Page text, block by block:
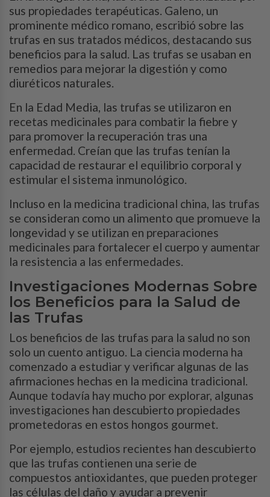
sus propiedades terapéuticas. Galeno, un
prominente médico romano, escribió sobre las
trufas en sus tratados médicos, destacando sus
beneficios para la salud. Las trufas se usaban en
remedios para mejorar la digestión y como
diuréticos naturales.
En la Edad Media, las trufas se utilizaron en
recetas medicinales para combatir la fiebre y
para promover la recuperación tras una
enfermedad. Creían que las trufas tenían la
capacidad de restaurar el equilibrio corporal y
estimular el sistema inmunológico.
Incluso en la medicina tradicional china, las trufas
se consideran como un alimento que promueve la
longevidad y se utilizan en preparaciones
medicinales para fortalecer el cuerpo y aumentar
la resistencia a las enfermedades.
Investigaciones Modernas Sobre
los Beneficios para la Salud de
las Trufas
Los beneficios de las trufas para la salud no son
solo un cuento antiguo. La ciencia moderna ha
comenzado a estudiar y verificar algunas de las
afirmaciones hechas en la medicina tradicional.
Aunque todavía hay mucho por explorar, algunas
investigaciones han descubierto propiedades
prometedoras en estos hongos gourmet.
Por ejemplo, estudios recientes han descubierto
que las trufas contienen una serie de
compuestos antioxidantes, que pueden proteger
las células del daño y ayudar a prevenir